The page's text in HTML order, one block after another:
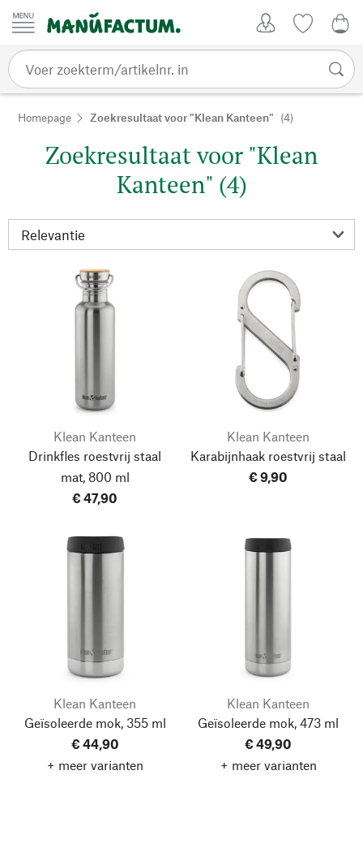
Passer au contenu
Homepage Zoekresultaat voor "Klean Kanteen" (4)
Zoekresultaat voor "Klean
Kanteen" (4)
Klean Kanteen
Drinkfles roestvrij staal
mat, 800 ml
€ 47,90
Klean Kanteen
Karabijnhaak roestvrij staal
€ 9,90
Klean Kanteen
Geïsoleerde mok, 355 ml
€ 44,90
+ meer varianten
Klean Kanteen
Geïsoleerde mok, 473 ml
€ 49,90
+ meer varianten